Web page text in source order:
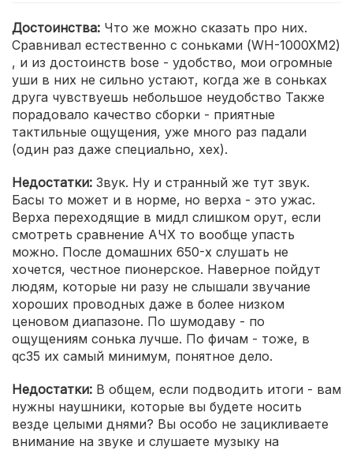
Достоинства: Что же можно сказать про них.
Сравнивал естественно с соньками (WH-1000XM2)
, и из достоинств bose - удобство, мои огромные
уши в них не сильно устают, когда же в соньках
друга чувствуешь небольшое неудобство Также
порадовало качество сборки - приятные
тактильные ощущения, уже много раз падали
(один раз даже специально, хех).
Недостатки: Звук. Ну и странный же тут звук.
Басы то может и в норме, но верха - это ужас.
Верха переходящие в мидл слишком орут, если
смотреть сравнение АЧХ то вообще упасть
можно. После домашних 650-х слушать не
хочется, честное пионерское. Наверное пойдут
людям, которые ни разу не слышали звучание
хороших проводных даже в более низком
ценовом диапазоне. По шумодаву - по
ощущениям сонька лучше. По фичам - тоже, в
qc35 их самый минимум, понятное дело.
Недостатки: В общем, если подводить итоги - вам
нужны наушники, которые вы будете носить
везде целыми днями? Вы особо не зацикливаете
внимание на звуке и слушаете музыку на